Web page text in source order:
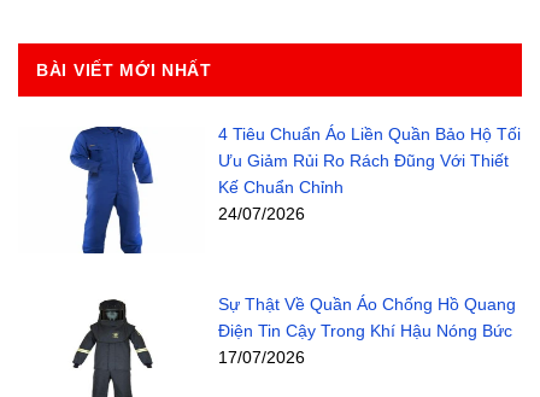
BÀI VIẾT MỚI NHẤT
4 Tiêu Chuẩn Áo Liền Quần Bảo Hộ Tối
Ưu Giảm Rủi Ro Rách Đũng Với Thiết
Kế Chuẩn Chỉnh
24/07/2026
Sự Thật Về Quần Áo Chống Hồ Quang
Điện Tin Cậy Trong Khí Hậu Nóng Bức
17/07/2026